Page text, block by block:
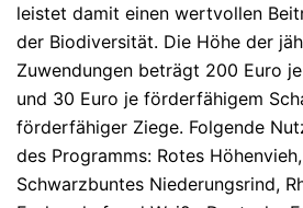
leistet damit einen wertvollen
der Biodiversität. Die Höhe der
Zuwendungen beträgt 200 Euro
und 30 Euro je förderfähigem
förderfähiger Ziege. Folgende
des Programms: Rotes
Schwarzbuntes Niederungsrind,